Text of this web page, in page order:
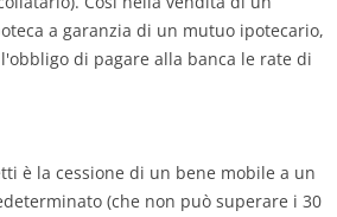
a garanzia di un mutuo ipotecario,
di pagare alla banca le rate di
è la cessione di un bene mobile a un
(che non può superare i 30